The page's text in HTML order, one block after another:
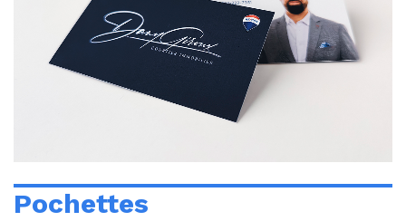
Pochettes